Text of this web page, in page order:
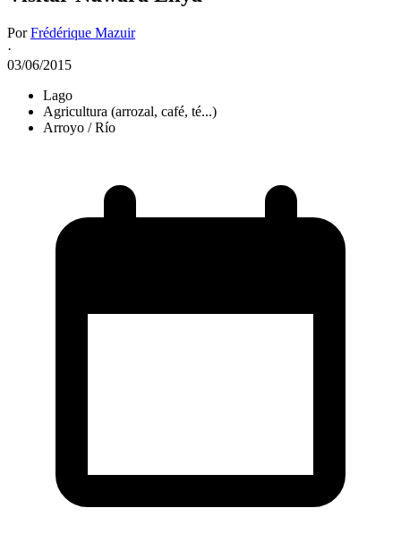
PorFrédérique Mazuir
·
03/06/2015
Lago
Agricultura (arrozal, café, té...)
Arroyo / Río